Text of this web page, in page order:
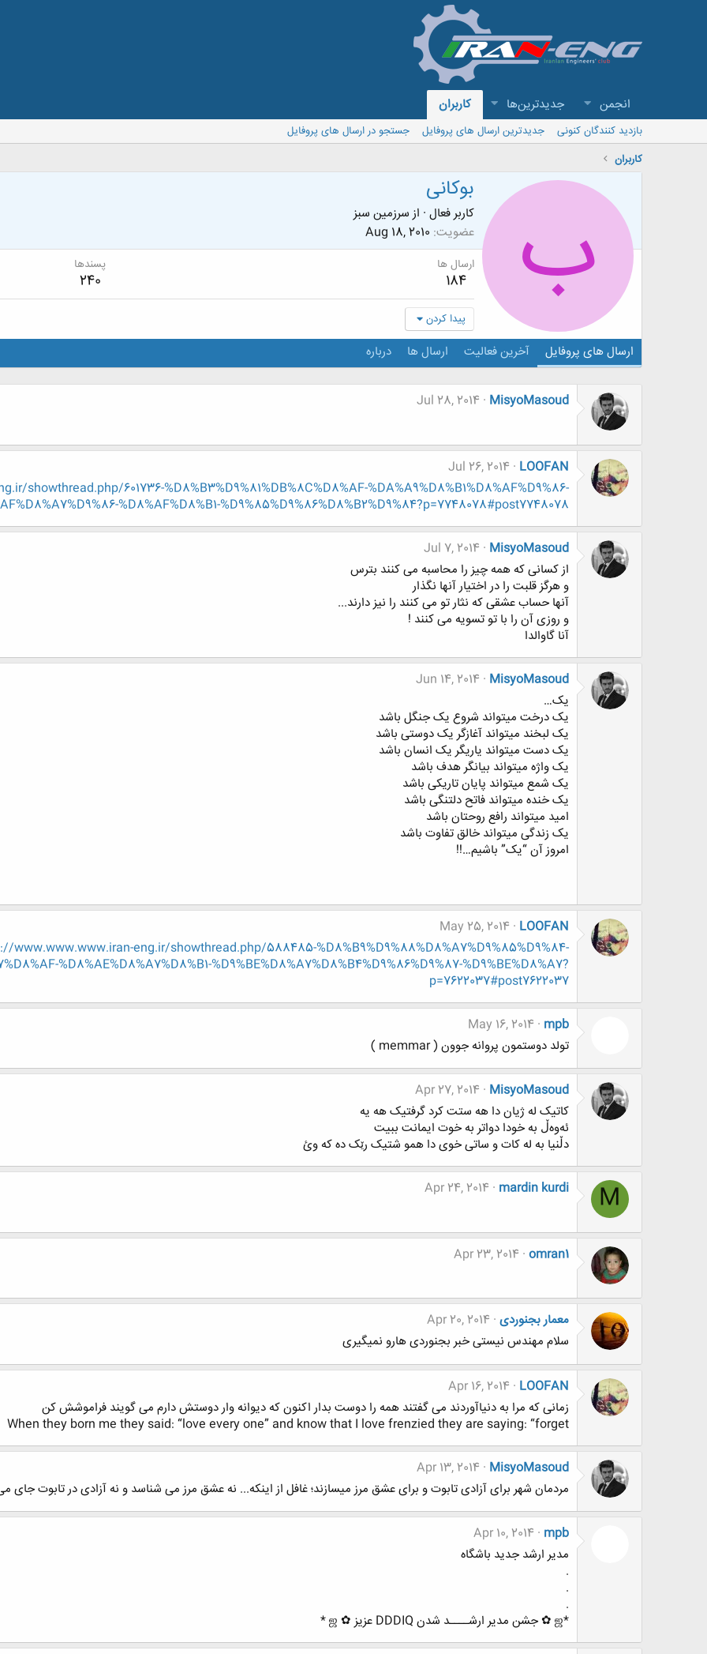
انجمن جدیدترین‌ها کاربران
بازدید کنندگان کنونی جدیدترین ارسال های پروفایل
جستجو در ارسال های پروفایل
کاربران
ب بوکانی
کاربر فعال · از سرزمین سبز
عضویت Aug 18, 2010
ارسال ها
184
پسندها
240
پیدا کردن
ارسال های پروفایل آخرین فعالیت ارسال ها درباره
MisyoMasoud
Jul 28, 2014
LOOFAN
Jul 26, 2014
showthread.php/601736-%D8%B3%D9%81%DB%8C%D8%AF-%DA%A9%D8%B1%D8%AF%D9%86-
%D8%AF%D8%B1-%D9%85%D9%86%D8%B2%D9%84?p=7748078#post7748078
MisyoMasoud
Jul 7, 2014
از کسانی که همه چیز را محاسبه می کنند بترس
و هرگز قلبت را در اختیار آنها نگذار
آنها حساب عشقی که نثار تو می کنند را نیز دارند...
و روزی آن را با تو تسویه می کنند !
آنا گاوالدا
MisyoMasoud
Jun 14, 2014
یک…
یک درخت میتواند شروع یک جنگل باشد
یک لبخند میتواند آغازگر یک دوستی باشد
یک دست میتواند یاریگر یک انسان باشد
یک واژه میتواند بیانگر هدف باشد
یک شمع میتواند پایان تاریکی باشد
یک خنده میتواند فاتح دلتنگی باشد
امید میتواند رافع روحتان باشد
یک زندگی میتواند خالق تفاوت باشد
امروز آن “یک” باشیم…!!
LOOFAN
May 25, 2014
www.www.www.iran-eng.ir/showthread.php/588485-%D8%B9%D9%88%D8%A7%D9%85%D9%84-
%D8%AE%D8%A7%D8%B1-%D9%BE%D8%A7%D8%B4%D9%86%D9%87-%D9%BE%D8%A7?
p=7622037#post7622037
mpb
May 16, 2014
تولد دوستمون پروانه جوون ( memmar )
MisyoMasoud
Apr 27, 2014
کاتیک له ژیان دا هه ستت کرد گرفتیک هه یه
ئه‌وه‌ڵ به خودا دواتر به خوت ایمانت ببیت
دڵنیا به له کات و ساتی خوی دا همو شتیک رێک ده که وئ
M
mardin kurdi
Apr 24, 2014
omran1
Apr 23, 2014
معمار بجنوردی Apr 20, 2014
سلام مهندس نیستی خبر بجنوردی هارو نمیگیری
LOOFAN
Apr 16, 2014
زمانی که مرا به دنیاآوردند می گفتند همه را دوست بدار اکنون که دیوانه وار دوستش دارم می گویند فراموشش کن
When they born me they said: “love every one” and know that I love frenzied they are saying: “forget
MisyoMasoud
Apr 13, 2014
مردمان شهر برای آزادی تابوت و برای عشق مرز میسازند؛ غافل از اینکه... نه عشق مرز می شناسد و نه آزادی در تابوت جای
mpb
Apr 10, 2014
مدیر ارشد جدید باشگاه
.
.
.
*ஜ ✿ جشن مدیر ارشــــد شدن DDDIQ عزیز ✿ ஜ *